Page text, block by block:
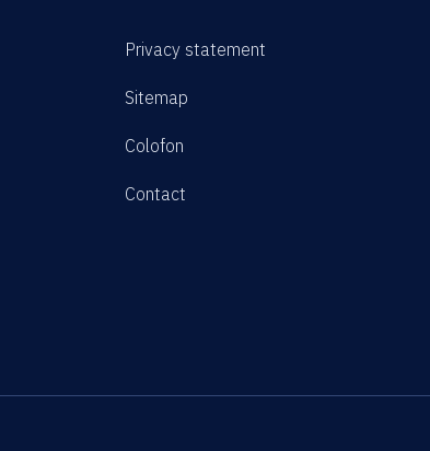
Privacy statement
Sitemap
Colofon
Contact